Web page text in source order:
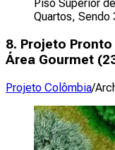
Piso Superior
Quartos, Sendo
8. Projeto
Área Gourmet (
Projeto Colômbia/